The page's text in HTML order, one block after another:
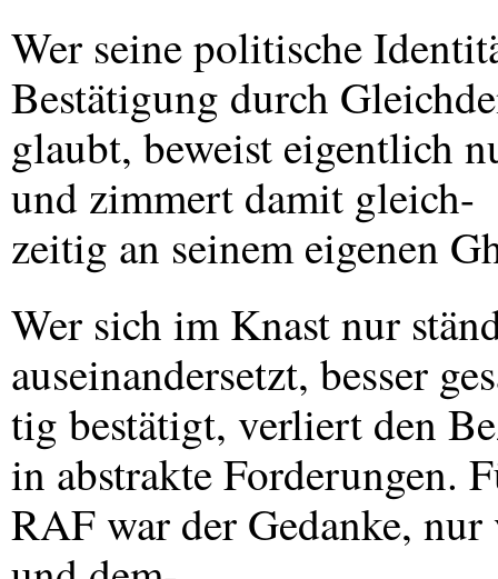
Wer seine politische
Bestätigung durch
glaubt, beweist eigentlich
und zimmert damit gleich-
zeitig an seinem eigenen
Wer sich im Knast nur
auseinandersetzt, besser
tig bestätigt, verliert den
in abstrakte Forderungen.
RAFwar der Gedanke,